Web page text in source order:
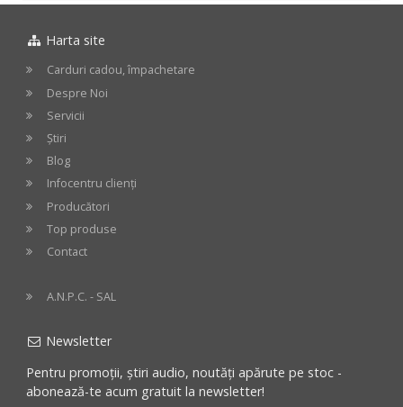
in in
Harta site
Carduri cadou, împachetare
Despre Noi
Servicii
Știri
Blog
Infocentru clienți
Producători
Top produse
Contact
A.N.P.C. - SAL
Newsletter
Pentru promoții, știri audio, noutăți apărute pe stoc -
abonează-te acum gratuit la newsletter!